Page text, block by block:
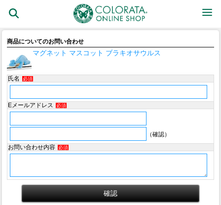
商品についてのお問い合わせ
マグネット マスコット ブラキオサウルス
氏名 必須
Eメールアドレス 必須
（確認）
お問い合わせ内容 必須